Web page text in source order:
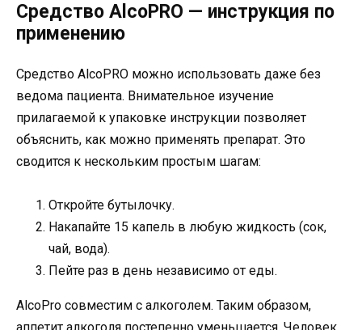
Средство AlcoPRO — инструкция по
применению
Средство AlcoPRO можно использовать даже без
ведома пациента. Внимательное изучение
прилагаемой к упаковке инструкции позволяет
объяснить, как можно применять препарат. Это
сводится к нескольким простым шагам:
Откройте бутылочку.
Накапайте 15 капель в любую жидкость (сок,
чай, вода).
Пейте раз в день независимо от еды.
AlcoPro совместим с алкоголем. Таким образом,